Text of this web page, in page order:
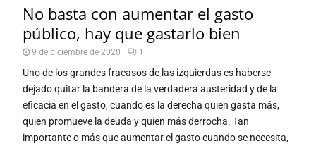
No basta con aumentar el gasto
público, hay que gastarlo bien
9 de diciembre de 2020 1
Uno de los grandes fracasos de las izquierdas es haberse
dejado quitar la bandera de la verdadera austeridad y de la
eficacia en el gasto, cuando es la derecha quien gasta más,
quien promueve la deuda y quien más derrocha. Tan
importante o más que aumentar el gasto cuando se necesita,